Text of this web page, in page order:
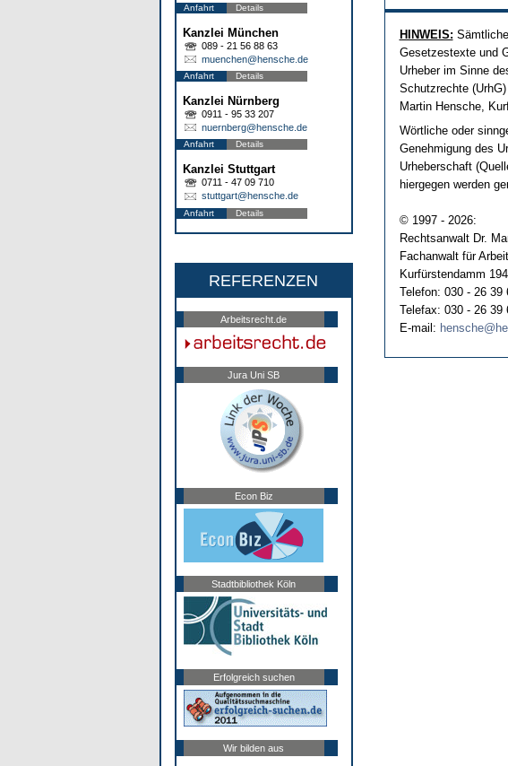
Anfahrt Details
Kanzlei München
089 - 21 56 88 63
muenchen@hensche.de
Anfahrt Details
Kanzlei Nürnberg
0911 - 95 33 207
nuernberg@hensche.de
Anfahrt Details
Kanzlei Stuttgart
0711 - 47 09 710
stuttgart@hensche.de
Anfahrt Details
REFERENZEN
Arbeitsrecht.de
Jura Uni SB
Econ Biz
Stadtbibliothek Köln
Erfolgreich suchen
Wir bilden aus
HINWEIS:
Gesetzestexte und
Urheber im Sinne
Schutzrechte
Martin Hensche,
Wörtliche oder
Genehmigung des
Urheberschaft
hiergegen werden
© 1997 - 2026:
Rechtsanwalt Dr.
Fachanwalt für
Kurfürstendamm
Telefon: 030 - 26 39
Telefax: 030 - 26 39
E-mail: